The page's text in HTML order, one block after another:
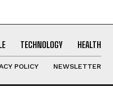
TECHNOLOGY HEALTH
POLICY NEWSLETTER